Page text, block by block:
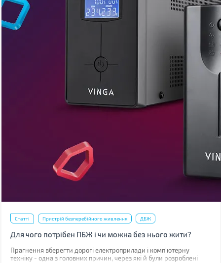
Статті Пристрій безперебійного живлення ДБЖ
Для чого потрібен ПБЖ і чи можна без нього жити?
Прагнення вберегти дорогі електроприлади і комп'ютерну
техніку - одна з головних причин, через які й були розроблені